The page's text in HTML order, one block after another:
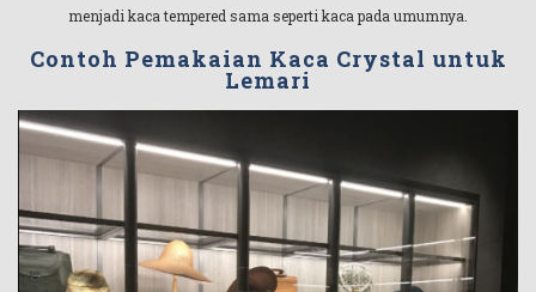
menjadi kaca tempered sama seperti kaca pada umumnya.
Contoh Pemakaian Kaca Crystal untuk
Lemari